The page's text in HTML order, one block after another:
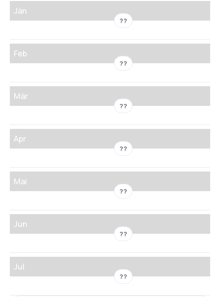
Jän
??
Feb
??
Mär
??
Apr
??
Mai
??
Jun
??
Jul
??